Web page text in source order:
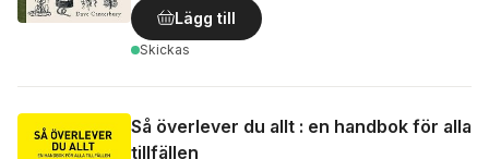
Lägg till
Skickas
Så överlever du allt : en handbok för alla
tillfällen